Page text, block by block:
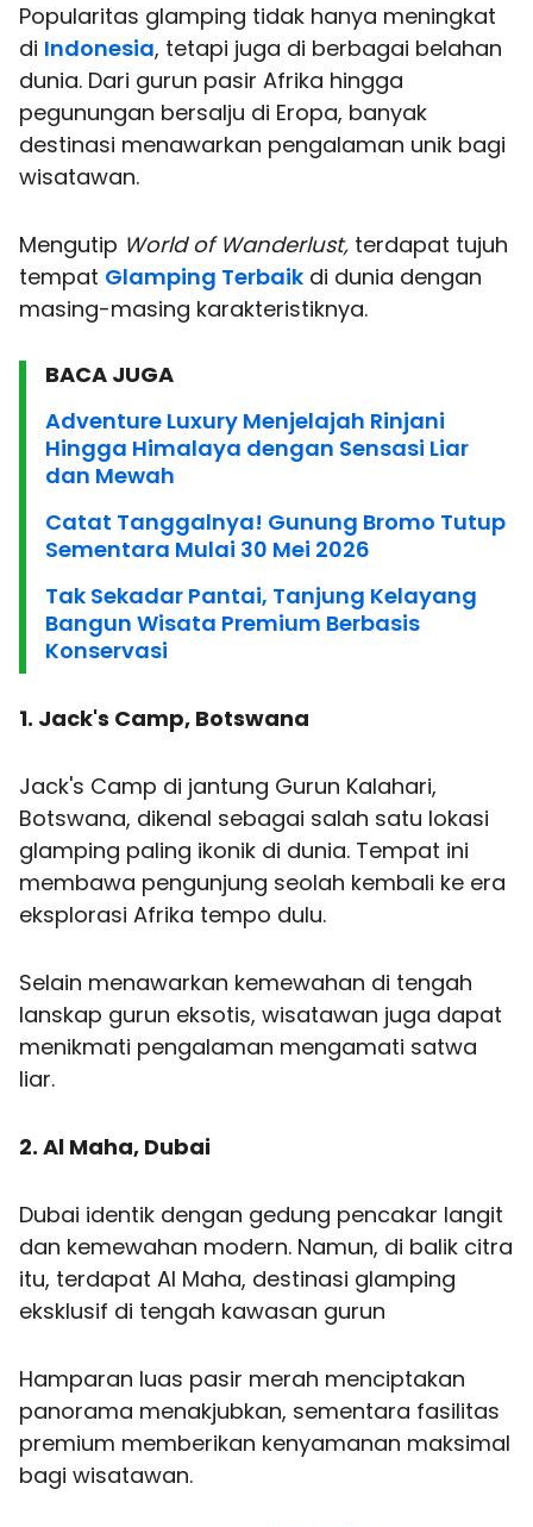
Popularitas glamping tidak hanya meningkat
di Indonesia, tetapi juga di berbagai belahan
dunia. Dari gurun pasir Afrika hingga
pegunungan bersalju di Eropa, banyak
destinasi menawarkan pengalaman unik bagi
wisatawan.
Mengutip World of Wanderlust, terdapat tujuh
tempat Glamping Terbaik di dunia dengan
masing-masing karakteristiknya.
BACA JUGA
Adventure Luxury Menjelajah Rinjani
Hingga Himalaya dengan Sensasi Liar
dan Mewah
Catat Tanggalnya! Gunung Bromo Tutup
Sementara Mulai 30 Mei 2026
Tak Sekadar Pantai, Tanjung Kelayang
Bangun Wisata Premium Berbasis
Konservasi
1. Jack's Camp, Botswana
Jack's Camp di jantung Gurun Kalahari,
Botswana, dikenal sebagai salah satu lokasi
glamping paling ikonik di dunia. Tempat ini
membawa pengunjung seolah kembali ke era
eksplorasi Afrika tempo dulu.
Selain menawarkan kemewahan di tengah
lanskap gurun eksotis, wisatawan juga dapat
menikmati pengalaman mengamati satwa
liar.
2. Al Maha, Dubai
Dubai identik dengan gedung pencakar langit
dan kemewahan modern. Namun, di balik citra
itu, terdapat Al Maha, destinasi glamping
eksklusif di tengah kawasan gurun
Hamparan luas pasir merah menciptakan
panorama menakjubkan, sementara fasilitas
premium memberikan kenyamanan maksimal
bagi wisatawan.